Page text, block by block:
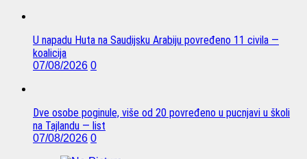
U napadu Huta na Saudijsku Arabiju povređeno 11 civila —
koalicija
07/08/2026 0
Dve osobe poginule, više od 20 povređeno u pucnjavi u školi
na Tajlandu — list
07/08/2026 0